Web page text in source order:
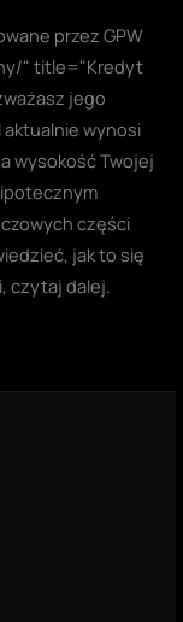
przez GPW
" title="Kredyt
jego
aktualnie wynosi
wysokość Twojej
części
jak to się
czytaj dalej.